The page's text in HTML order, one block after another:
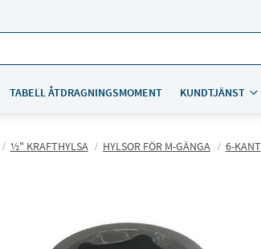
TABELL ÅTDRAGNINGSMOMENT KUNDTJÄNST
½" KRAFTHYLSA HYLSOR FÖR M-GÄNGA 6-KANT